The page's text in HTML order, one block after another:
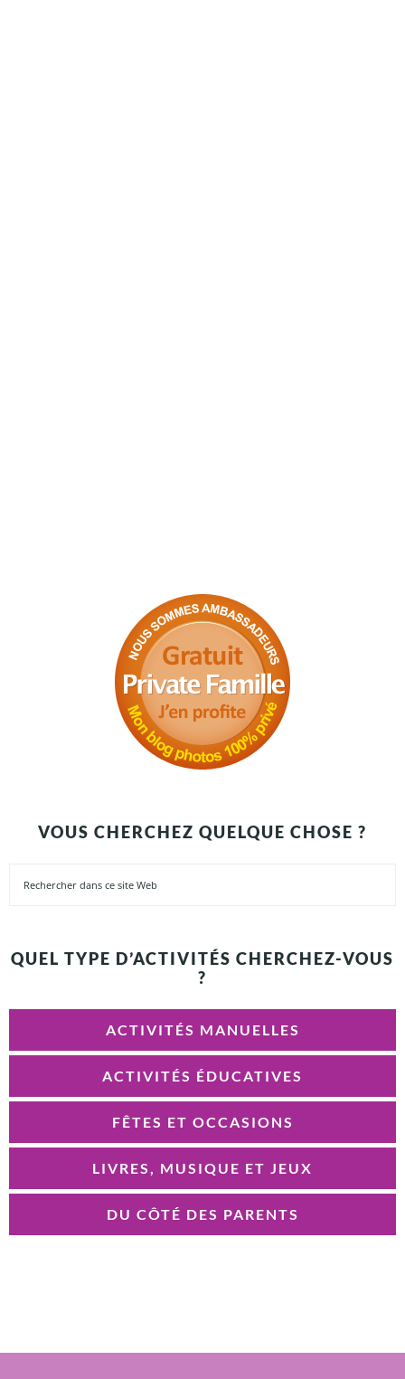
VOUS CHERCHEZ QUELQUE CHOSE ?
QUEL TYPE D’ACTIVITÉS CHERCHEZ-VOUS
?
ACTIVITÉS MANUELLES
ACTIVITÉS ÉDUCATIVES
FÊTES ET OCCASIONS
LIVRES, MUSIQUE ET JEUX
DU CÔTÉ DES PARENTS